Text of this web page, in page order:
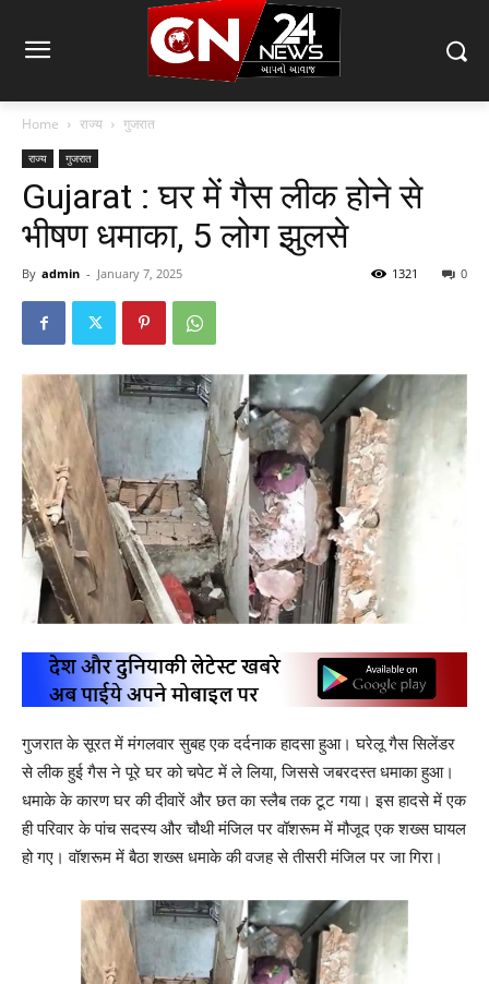
Home राज्य गुजरात
राज्य गुजरात
Gujarat : घर में गैस लीक होने से
भीषण धमाका, 5 लोग झुलसे
By admin - January 7, 2025 0
1321
गुजरात के सूरत में मंगलवार सुबह एक दर्दनाक हादसा हुआ। घरेलू गैस सिलेंडर
से लीक हुई गैस ने पूरे घर को चपेट में ले लिया, जिससे जबरदस्त धमाका हुआ।
धमाके के कारण घर की दीवारें और छत का स्लैब तक टूट गया। इस हादसे में एक
ही परिवार के पांच सदस्य और चौथी मंजिल पर वॉशरूम में मौजूद एक शख्स घायल
हो गए। वॉशरूम में बैठा शख्स धमाके की वजह से तीसरी मंजिल पर जा गिरा।